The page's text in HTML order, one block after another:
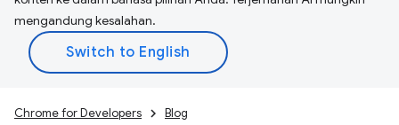
mengandung kesalahan.
Chrome for Developers Blog